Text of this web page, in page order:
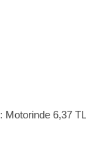
6,37